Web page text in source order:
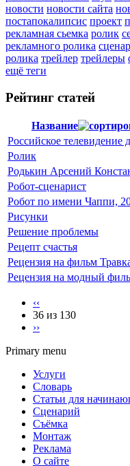
новости новости сайта
постапокалипсис проект
рекламная сьемка ролик
рекламного ролика
ролика трейлер трейлеры
ещё теги
Рейтинг статей
Название
Российское телевидение
Ролик
Родькин Арсений
Робот-сценарист
Робот по имени Чаппи,
Рисунки
Решение проблемы
Рецепт счастья
Рецензия на фильм
Рецензия на модный
‹‹
36 из 130
››
Primary menu
Услуги
Словарь
Статьи для
Сценарий
Съёмка
Монтаж
Реклама
О сайте